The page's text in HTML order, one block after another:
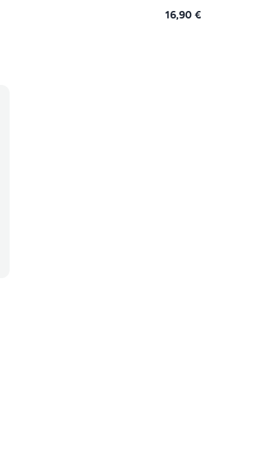
16,90 €